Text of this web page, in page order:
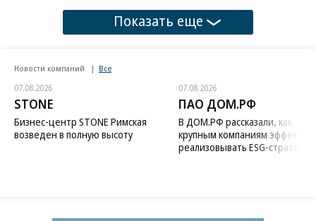
Показать еще
Новости компаний Все
07.08.2026
STONE
Бизнес-центр STONE Римская
возведен в полную высоту
07.08.2026
ПАО ДОМ.РФ
В ДОМ.РФ рассказали, как
крупным компаниям
реализовывать ESG-стратегию